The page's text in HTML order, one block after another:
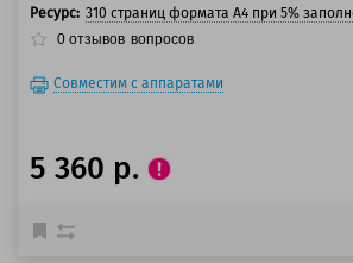
Ресурс: 310 страниц формата A4 при 5%
0 отзывов вопросов
Совместим с аппаратами
5 360 р.